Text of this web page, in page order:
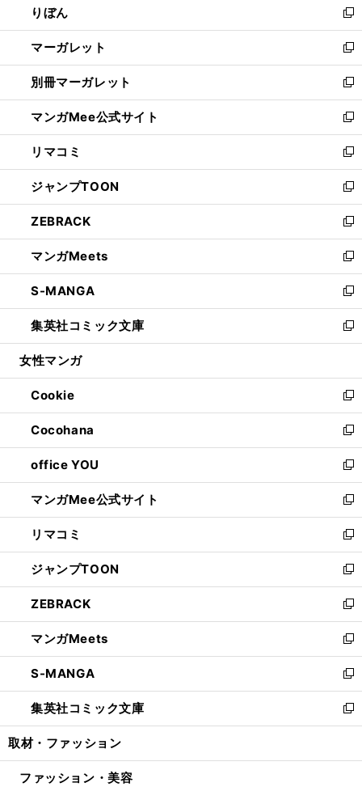
く
で
開
く
ド
ウ
で
開
く
ィ
ン
ド
ウ
で
開
く
りぼん
新
し
い
ウ
ィ
ン
ド
ウ
で
開
く
マーガレット
新
し
い
ウ
ィ
ン
ド
ウ
で
開
く
別冊マーガレット
新
し
い
ウ
ィ
ン
ド
ウ
で
開
く
マンガMee公式サイト
新
し
い
ウ
ィ
ン
ド
ウ
で
開
く
リマコミ
新
し
い
ウ
ィ
ン
ド
ウ
で
開
く
ジャンプTOON
新
し
い
ウ
ィ
ン
ド
ウ
で
開
ZEBRACK
新
し
い
ウ
ィ
ン
ド
ウ
開
く
マンガMeets
新
し
い
ウ
ィ
ン
ウ
で
開
く
S-MANGA
新
し
い
ウ
ン
ド
ウ
で
開
く
集英社コミック文庫
新
し
ウ
ィ
ン
ド
ウ
で
開
く
女性マンガ
Cookie
新
し
い
ウ
ィ
ン
ド
ウ
で
開
く
Cocohana
新
し
い
ウ
ィ
ン
ド
ウ
で
開
く
office YOU
新
し
い
ウ
ィ
ン
ド
ウ
で
開
く
マンガMee公式サイト
新
し
い
ウ
ィ
ン
ド
ウ
で
開
く
リマコミ
新
し
い
ウ
ィ
ン
ド
ウ
で
開
く
ジャンプTOON
新
し
い
ウ
ィ
ン
ド
ウ
で
開
ZEBRACK
新
し
い
ウ
ィ
ン
ド
ウ
開
マンガMeets
新
し
い
ウ
ィ
ン
ウ
S-MANGA
新
し
い
ウ
ン
集英社コミック文庫
新
し
ウ
取材・ファッション
ファッション・美容